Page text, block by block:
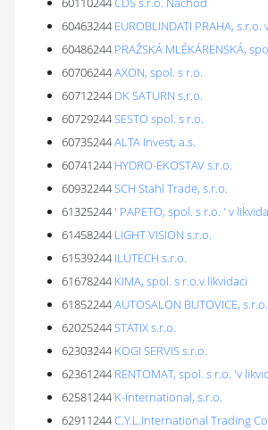
60463244 EUROBLINDATI PRAHA, s.r.o.
60486244 PRAŽSKÁ MLÉKÁRENSKÁ,
60706244AXON, spol. s r.o.
60712244 DK SATURN s.r.o.
60729244SESTO spol. s r.o.
60735244ALTA Invest, a.s.
60741244 HYDRO-EKOSTAV s.r.o.
60932244SCH Stahl Trade, s.r.o.
61325244' PAPETO, spol. s r.o. ' v
61458244 LIGHT VISION s.r.o.
61539244 ILUTECH s.r.o.
61678244 KIMA, spol. s r.o.v likvidaci
61852244AUTOSALON BUTOVICE, s.r.o.
62025244STATIX s.r.o.
62303244 KOGI SERVIS s.r.o.
62361244 RENTOMAT, spol. s r.o. 'v
62581244 K-International, s.r.o.
62911244C.Y.L.International Trading